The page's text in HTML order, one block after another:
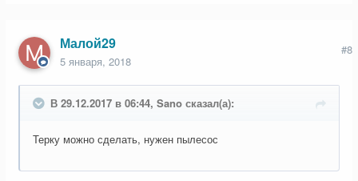
Малой29
5 января, 2018
#8
В 29.12.2017 в 06:44, Sano сказал(а):
Терку можно сделать, нужен пылесос